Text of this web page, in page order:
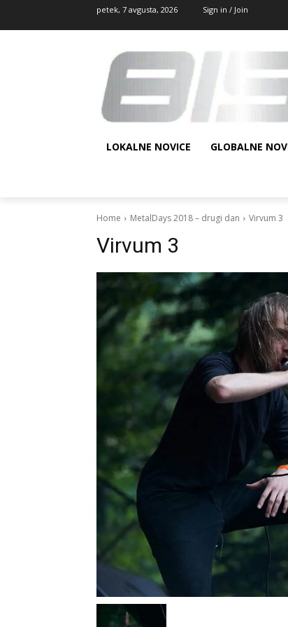
petek, 7 avgusta, 2026 Sign in / Join
LOKALNE NOVICE GLOBALNE
Home MetalDays 2018 – drugi dan Virvum 3
Virvum 3